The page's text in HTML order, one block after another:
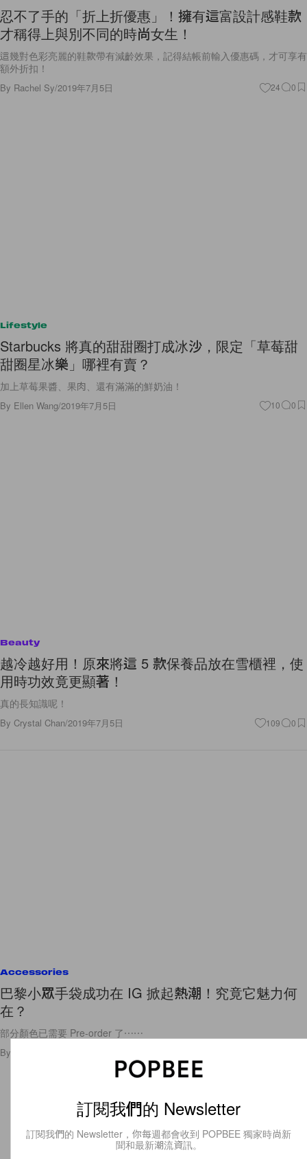
忍不了手的「折上折優惠」！擁有這富設計感鞋款
才稱得上與別不同的時尚女生！
這幾對色彩亮麗的鞋款帶有減齡效果，記得結帳前輸入優惠碼，才可享有
額外折扣！
By Rachel Sy/2019年7月5日 24 0
Lifestyle
Starbucks 將真的甜甜圈打成冰沙，限定「草莓甜
甜圈星冰樂」哪裡有賣？
加上草莓果醬、果肉、還有滿滿的鮮奶油！
By Ellen Wang/2019年7月5日 10 0
Beauty
越冷越好用！原來將這 5 款保養品放在雪櫃裡，使
用時功效竟更顯著！
真的長知識呢！
By Crystal Chan/2019年7月5日 109 0
Accessories
巴黎小眾手袋成功在 IG 掀起熱潮！究竟它魅力何
在？
部分顏色已需要 Pre-order 了⋯⋯
By
訂閱我們的 Newsletter
訂閱我們的 Newsletter，你每週都會收到 POPBEE 獨家時尚新
聞和最新潮流資訊。